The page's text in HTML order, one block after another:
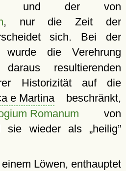
und der von
, nur die Zeit der
sich. Bei der
wurde die Verehrung
resultierenden
Historizität auf die
e Martinabeschränkt,
Romanum von
sie wieder als
heilig
Löwen, enthauptet